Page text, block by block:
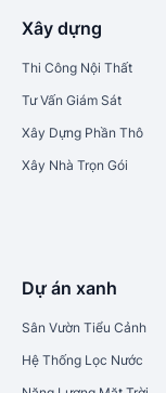
Xây dựng
Thi Công Nội Thất
Tư Vấn Giám Sát
Xây Dựng Phần Thô
Xây Nhà Trọn Gói
Dự án xanh
Sân Vườn Tiểu Cảnh
Hệ Thống Lọc Nước